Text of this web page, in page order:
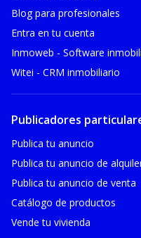
Blog para profesionales
Entra en tu cuenta
Inmoweb - Software
Witei - CRM inmobiliario
Publicadores
Publica tu anuncio
Publica tu anuncio de
Publica tu anuncio de venta
Catálogo de productos
Vende tu vivienda